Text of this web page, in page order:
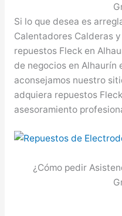
Si lo que desea es
Calentadores Calderas
repuestos Fleck en
de negocios en
aconsejamos nuestro
adquiera repuestos
asesoramiento
¿Cómo pedir